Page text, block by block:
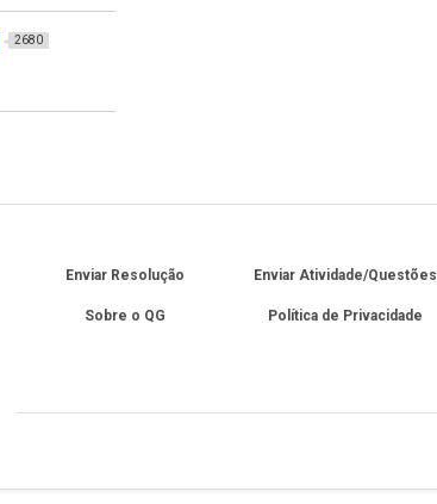
2680
Enviar Resolução Enviar Atividade/Questões
Sobre o QG Política de Privacidade